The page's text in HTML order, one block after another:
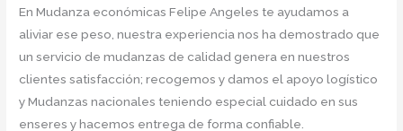
En Mudanza económicas Felipe Angeles te ayudamos a
aliviar ese peso, nuestra experiencia nos ha demostrado que
un servicio de mudanzas de calidad genera en nuestros
clientes satisfacción; recogemos y damos el apoyo logístico
y Mudanzas nacionales teniendo especial cuidado en sus
enseres y hacemos entrega de forma confiable.